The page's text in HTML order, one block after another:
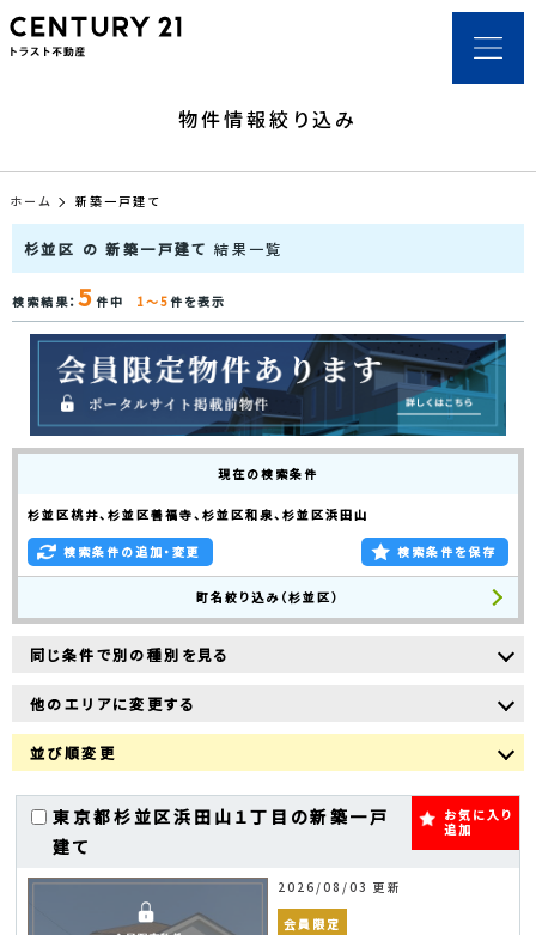
物件情報絞り込み
ホーム 新築一戸建て
杉並区 の 新築一戸建て結果一覧
検索結果： 5 件中 1～5件を表示
現在の検索条件
杉並区桃井、杉並区善福寺、杉並区和泉、杉並区浜田山
検索条件の追加・変更 検索条件を保存
町名絞り込み（杉並区）
同じ条件で別の種別を見る
他のエリアに変更する
並び順変更
東京都杉並区浜田山１丁目の新築一戸
建て
お気に入り
追加
2026/08/03 更新
会員限定